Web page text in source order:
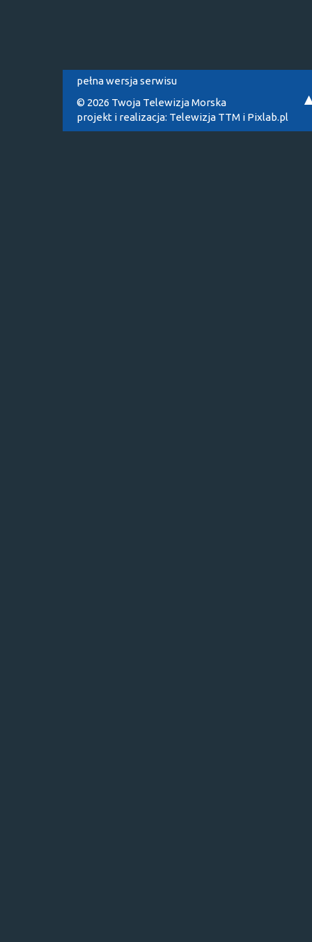
pełna wersja serwisu
© 2026 Twoja Telewizja Morska
projekt i realizacja: Telewizja TTM i Pixlab.pl